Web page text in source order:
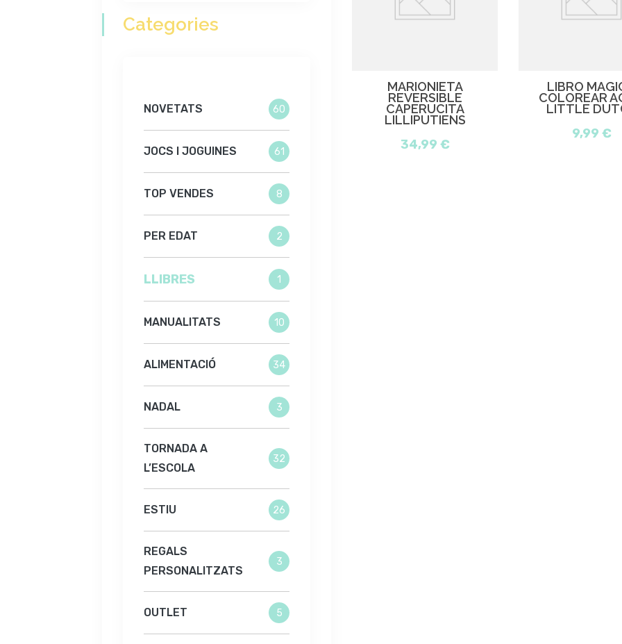
MARIONIETA
REVERSIBLE
CAPERUCITA
LILLIPUTIENS
34,99 €
LIBRO
COLOREAR
LITTLE
9,99 €
Categories
NOVETATS 60
JOCS I JOGUINES 61
TOP VENDES 8
PER EDAT 2
LLIBRES 1
MANUALITATS 10
ALIMENTACIÓ 34
NADAL 3
TORNADA A
L’ESCOLA
32
ESTIU 26
REGALS
PERSONALITZATS
3
OUTLET 5